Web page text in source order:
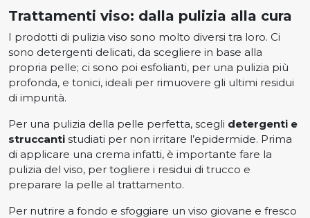
Trattamenti viso: dalla pulizia alla cura
I prodotti di pulizia viso sono molto diversi tra loro. Ci
sono detergenti delicati, da scegliere in base alla
propria pelle; ci sono poi esfolianti, per una pulizia più
profonda, e tonici, ideali per rimuovere gli ultimi residui
di impurità.
Per una pulizia della pelle perfetta, scegli detergenti e
struccanti studiati per non irritare l’epidermide. Prima
di applicare una crema infatti, è importante fare la
pulizia del viso, per togliere i residui di trucco e
preparare la pelle al trattamento.
Per nutrire a fondo e sfoggiare un viso giovane e fresco